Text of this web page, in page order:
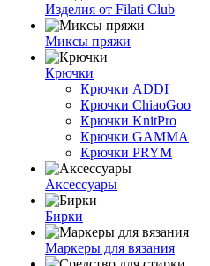
Изделия от Filati Club
Миксы пряжи
Крючки
Крючки ADDI
Крючки ChiaoGoo
Крючки KnitPro
Крючки GAMMA
Крючки PRYM
Аксессуары
Бирки
Маркеры для вязания